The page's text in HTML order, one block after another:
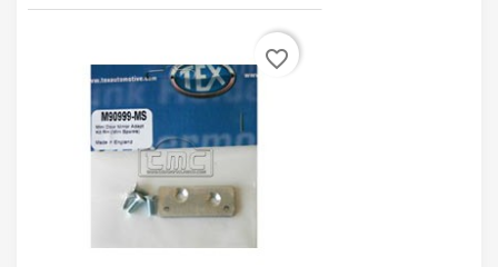
favorite_border